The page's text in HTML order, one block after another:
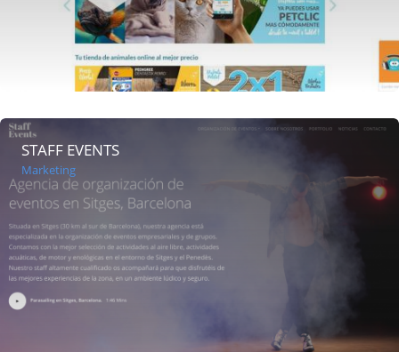
STAFF EVENTS
Marketing